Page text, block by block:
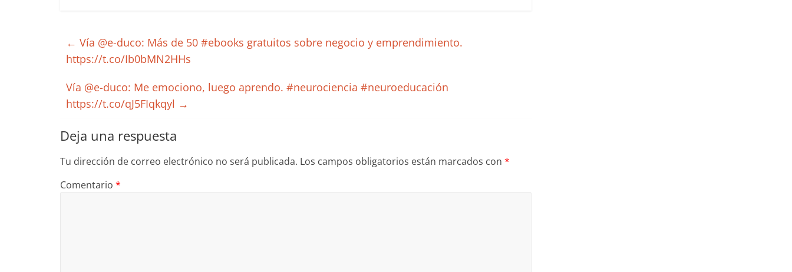
← Vía @e-duco: Más de 50 #ebooks gratuitos sobre negocio y emprendimiento.
https://t.co/Ib0bMN2HHs
Vía @e-duco: Me emociono, luego aprendo. #neurociencia #neuroeducación
https://t.co/qJ5FIqkqyl →
Deja una respuesta
Tu dirección de correo electrónico no será publicada. Los campos obligatorios están marcados con *
Comentario *